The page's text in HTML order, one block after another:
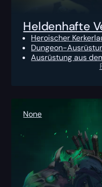
Heldenhafte
Heroischer
Dungeon-
Ausrüstung aus
None